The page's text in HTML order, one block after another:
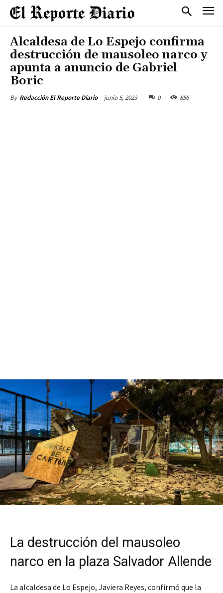
Alcaldesa de Lo Espejo confirma
destrucción de mausoleo narco y
apunta a anuncio de Gabriel
Boric
By Redacción El Reporte Diario junio 5, 2023 0 856
La destrucción del mausoleo
narco en la plaza Salvador Allende
La alcaldesa de Lo Espejo, Javiera Reyes, confirmó que la